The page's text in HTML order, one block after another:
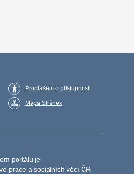
Prohlášení o přístupnosti
Mapa Stránek
portálu je
práce a sociálních věcí ČR